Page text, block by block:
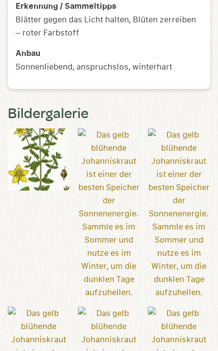
Erkennung / Sammeltipps
Blätter gegen das Licht halten, Blüten zerreiben
– roter Farbstoff
Anbau
Sonnenliebend, anspruchslos, winterhart
Bildergalerie